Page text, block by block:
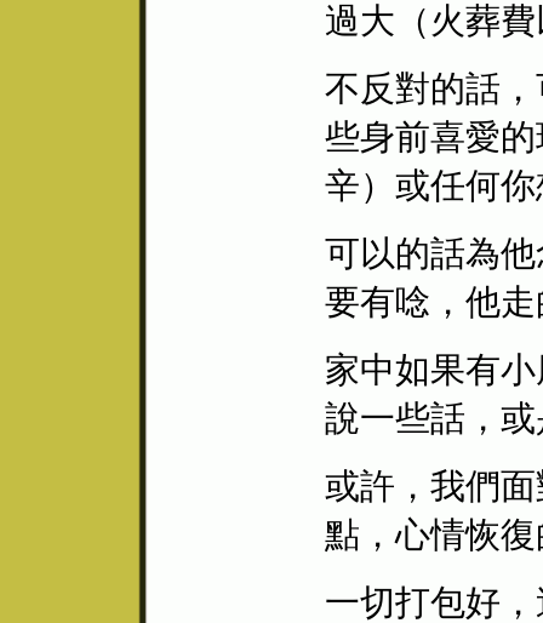
過大（火葬
不反對的話
些身前喜愛
辛）或任何
可以的話為
要有唸，他
家中如果有
說一些話，
或許，我們
點，心情恢
一切打包好